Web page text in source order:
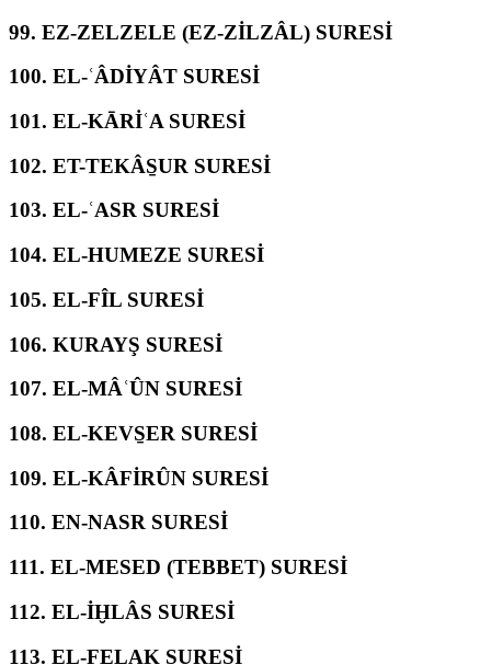
99. EZ-ZELZELE (EZ-ZİLZÂL) SURESİ
100. EL-ʿÂDİYÂT SURESİ
101. EL-KĀRİʿA SURESİ
102. ET-TEKÂS̱UR SURESİ
103. EL-ʿASR SURESİ
104. EL-HUMEZE SURESİ
105. EL-FÎL SURESİ
106. KURAYŞ SURESİ
107. EL-MÂʿÛN SURESİ
108. EL-KEVS̱ER SURESİ
109. EL-KÂFİRÛN SURESİ
110. EN-NASR SURESİ
111. EL-MESED (TEBBET) SURESİ
112. EL-İḪLÂS SURESİ
113. EL-FELAK SURESİ